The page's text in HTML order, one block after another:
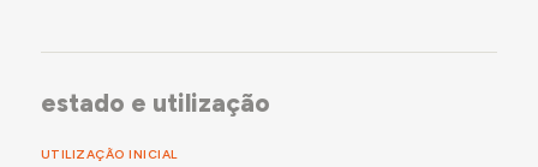
estado e utilização
UTILIZAÇÃO INICIAL